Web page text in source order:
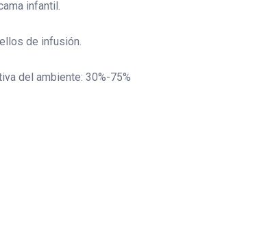
infantil.
de infusión.
del ambiente: 30%-75%